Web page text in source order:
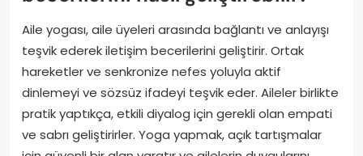
Aile yogası, aile üyeleri arasında bağlantı ve anlayışı
teşvik ederek iletişim becerilerini geliştirir. Ortak
hareketler ve senkronize nefes yoluyla aktif
dinlemeyi ve sözsüz ifadeyi teşvik eder. Aileler birlikte
pratik yaptıkça, etkili diyalog için gerekli olan empati
ve sabrı geliştirirler. Yoga yapmak, açık tartışmalar